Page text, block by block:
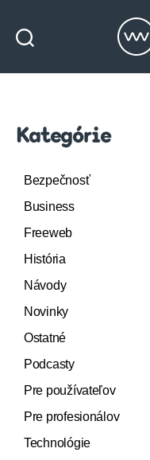
Kategórie
Bezpečnosť
Business
Freeweb
História
Návody
Novinky
Ostatné
Podcasty
Pre používateľov
Pre profesionálov
Technológie